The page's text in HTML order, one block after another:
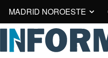
MADRID NOROESTE